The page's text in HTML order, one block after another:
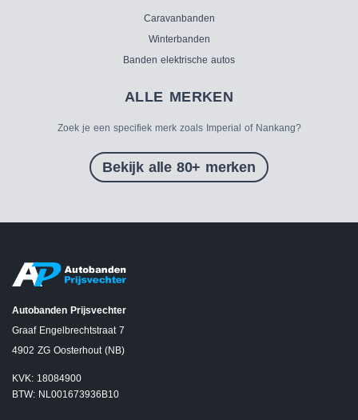
Caravanbanden
Winterbanden
Banden elektrische autos
ALLE MERKEN
Zoek je een specifiek merk zoals Imperial of Nankang?
Bekijk alle 80+ merken
Autobanden Prijsvechter
Graaf Engelbrechtstraat 7
4902 ZG Oosterhout (NB)
KVK: 18084900
BTW: NL001673936B10